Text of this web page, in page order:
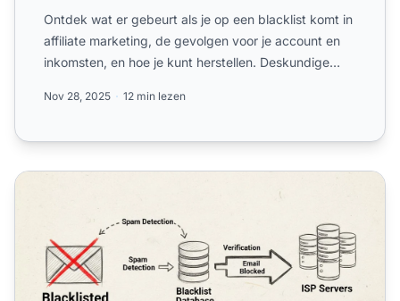
Ontdek wat er gebeurt als je op een blacklist komt in
affiliate marketing, de gevolgen voor je account en
inkomsten, en hoe je kunt herstellen. Deskundige
Nov 28, 2025 12 min lezen
Wat is een voorbeeld van een blacklist? Inzicht in e-